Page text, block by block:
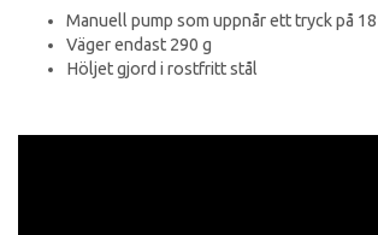
Manuell pump som uppnår ett tryck på
Väger endast 290 g
Höljet gjord i rostfritt stål